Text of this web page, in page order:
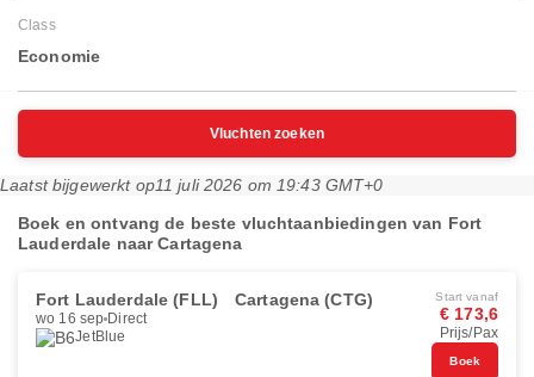
Class
Economie
Vluchten zoeken
Laatst bijgewerkt op11 juli 2026 om 19:43 GMT+0
Boek en ontvang de beste vluchtaanbiedingen van Fort
Lauderdale naar Cartagena
Fort Lauderdale (FLL) Cartagena (CTG)
wo 16 sep Direct
JetBlue
Start vanaf
€ 173,6
Prijs/Pax
Boek